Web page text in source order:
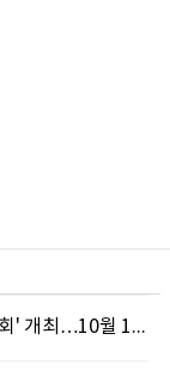
동국대 미당연구소, '제3회 미당시 손글씨 대회' 개최…10월 12일까지 접수